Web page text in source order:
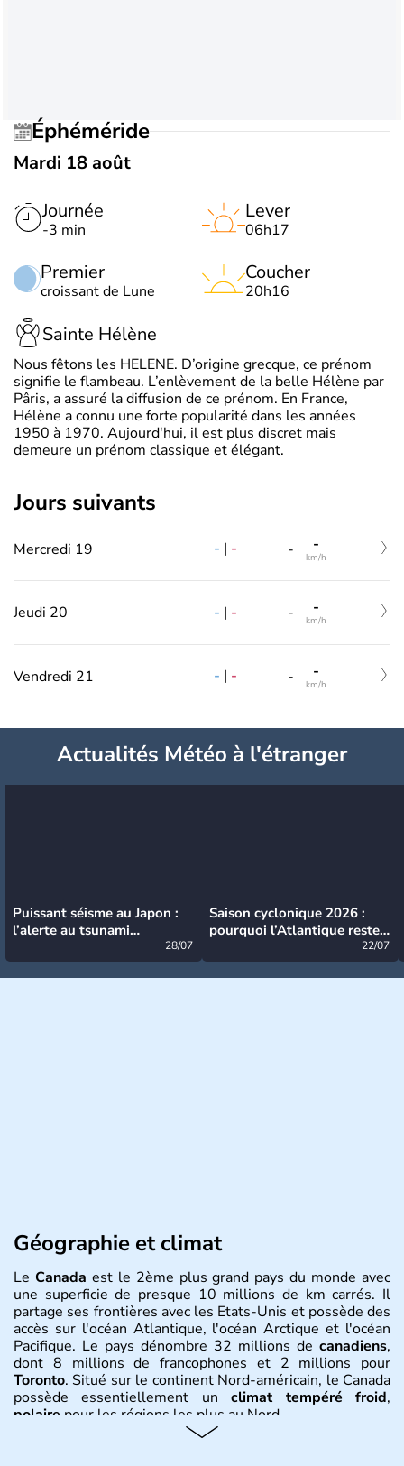
Éphéméride
Mardi 18 août
Journée
-3 min
Premier
croissant de Lune
Lever
06h17
Coucher
20h16
Sainte Hélène
Nous fêtons les HELENE. D’origine grecque, ce prénom
signifie le flambeau. L’enlèvement de la belle Hélène par
Pâris, a assuré la diffusion de ce prénom. En France,
Hélène a connu une forte popularité dans les années
1950 à 1970. Aujourd'hui, il est plus discret mais
demeure un prénom classique et élégant.
jours suivants
Mercredi 19 - | - - -
km/h
Jeudi 20 - | - - -
km/h
Vendredi 21 - | - - -
km/h
Actualités Météo à l'étranger
Puissant séisme au Japon :
l’alerte au tsunami
28/07
Saison cyclonique 2026 :
pourquoi l’Atlantique reste
22/07
Géographie et climat
Le Canada est le 2ème plus grand pays du monde avec
une superficie de presque 10 millions de km carrés. Il
partage ses frontières avec les Etats-Unis et possède des
accès sur l'océan Atlantique, l'océan Arctique et l'océan
Pacifique. Le pays dénombre 32 millions de canadiens,
dont 8 millions de francophones et 2 millions pour
Toronto. Situé sur le continent Nord-américain, le Canada
possède essentiellement unclimat tempéré froid,
polaire pour les régions les plus au Nord.